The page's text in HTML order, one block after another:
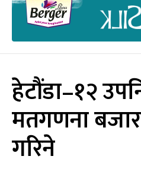
हेटौंडा–१२
मतगणना
गरिने